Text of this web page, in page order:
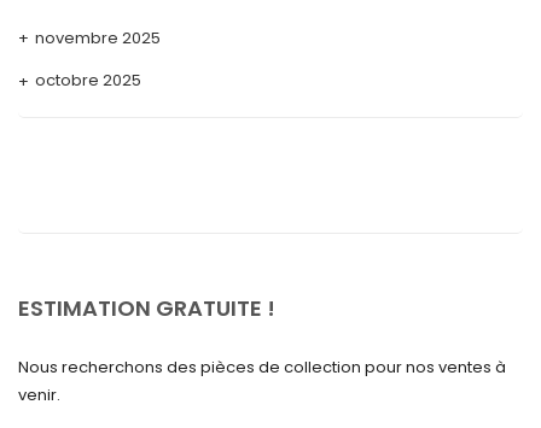
novembre 2025
octobre 2025
avril 2025
février 2025
ESTIMATION GRATUITE !
Nous recherchons des pièces de collection pour nos ventes à
venir.